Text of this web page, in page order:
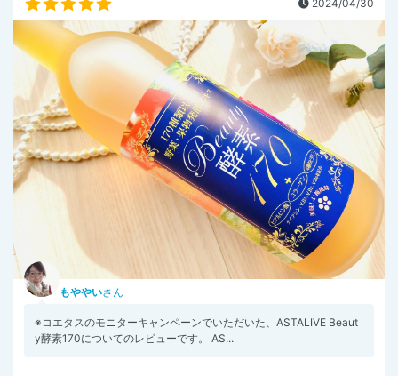
2024/04/30
もややいさん
※コエタスのモニターキャンペーンでいただいた、ASTALIVE Beaut
y酵素170についてのレビューです。 AS...